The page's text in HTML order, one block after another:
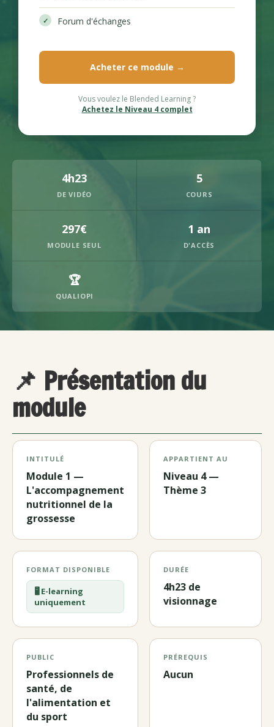
Forum d'échanges
Acheter ce module →
Vous voulez le Blended Learning ?
Achetez le Niveau 4 complet
4h23
DE VIDÉO
5
COURS
297€
MODULE SEUL
1 an
D'ACCÈS
🏆
QUALIOPI
📌 Présentation du
module
INTITULÉ
Module 1 —
L'accompagnement
nutritionnel de la
grossesse
APPARTIENT AU
Niveau 4 —
Thème 3
FORMAT DISPONIBLE
🖥️ E-learning
uniquement
DURÉE
4h23 de
visionnage
PUBLIC
Professionnels de
santé, de
l'alimentation et
du sport
PRÉREQUIS
Aucun